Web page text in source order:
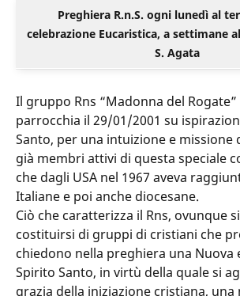
Preghiera R.n.S. ogni lunedì al
celebrazione Eucaristica, a settimane
S. Agata
Il gruppo Rns “Madonna del
parrocchia il 29/01/2001 su
Santo, per una intuizione e missione
già membri attivi di questa speciale
che dagli USA nel 1967 aveva
Italiane e poi anche diocesane.
Ciò che caratterizza il Rns, ovunque
costituirsi di gruppi di cristiani che
chiedono nella preghiera una Nuova
Spirito Santo, in virtù della quale si
grazia della iniziazione cristiana, una